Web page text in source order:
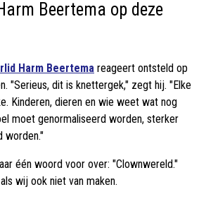
Beertema op deze
Harm Beertema reageert ontsteld op
"Serieus, dit is knettergek," zegt hij. "Elke
Kinderen, dieren en wie weet wat nog
moet genormaliseerd worden, sterker
worden."
één woord voor over: "Clownwereld."
wij ook niet van maken.